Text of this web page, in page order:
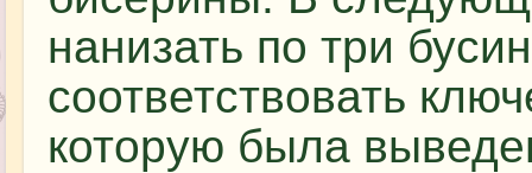
нанизать по три
соответствовать
которую была